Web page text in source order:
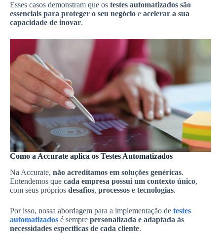
Esses casos demonstram que os testes automatizados são
essenciais para proteger o seu negócio e acelerar a sua
capacidade de inovar.
Como a Accurate aplica os Testes Automatizados
Na Accurate, não acreditamos em soluções genéricas.
Entendemos que cada empresa possui um contexto único,
com seus próprios desafios, processos e tecnologias.
Por isso, nossa abordagem para a implementação de testes
automatizados é sempre personalizada e adaptada às
necessidades específicas de cada cliente.